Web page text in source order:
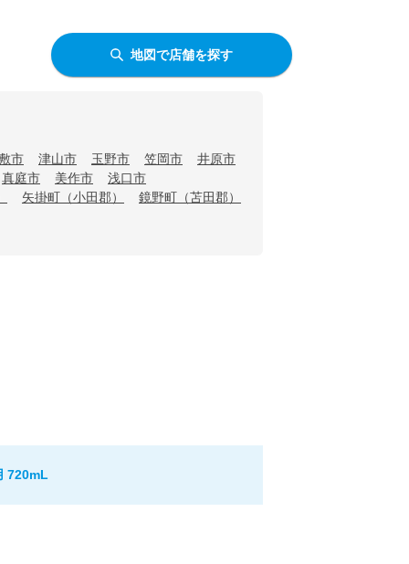
地図で店舗を探す
市 津山市 玉野市 笠岡市
井原市
真庭市 美作市
浅口市
矢掛町（小田郡）
鏡野町（苫田郡）
720mL